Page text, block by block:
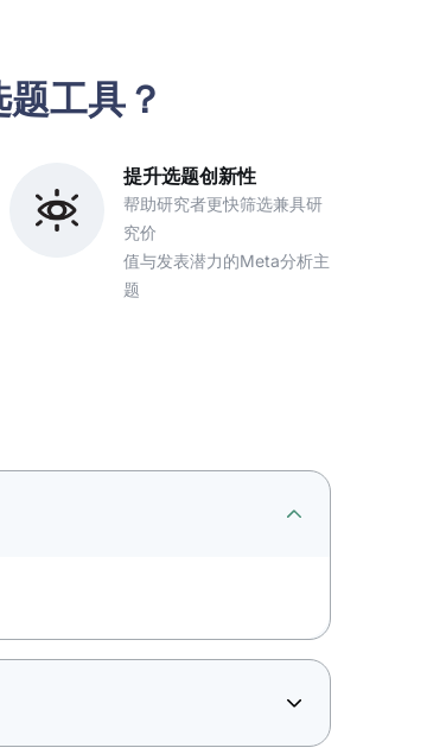
工具？
提升选题创新性
帮助研究者更快筛选兼具研
究价
值与发表潜力的Meta分析主
题